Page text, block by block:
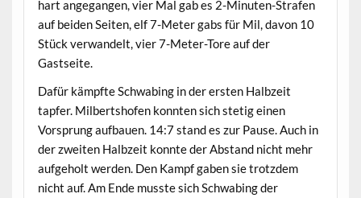
hart angegangen, vier Mal gab es 2-Minuten-Strafen
auf beiden Seiten, elf 7-Meter gabs für Mil, davon 10
Stück verwandelt, vier 7-Meter-Tore auf der
Gastseite.
Dafür kämpfte Schwabing in der ersten Halbzeit
tapfer. Milbertshofen konnten sich stetig einen
Vorsprung aufbauen. 14:7 stand es zur Pause. Auch in
der zweiten Halbzeit konnte der Abstand nicht mehr
aufgeholt werden. Den Kampf gaben sie trotzdem
nicht auf. Am Ende musste sich Schwabing der